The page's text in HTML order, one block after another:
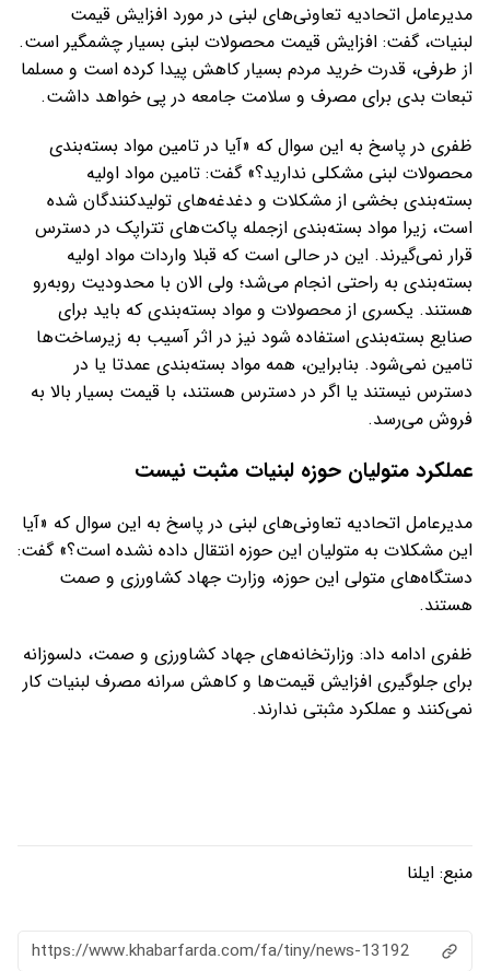
مدیرعامل اتحادیه تعاونی‌های لبنی در مورد افزایش قیمت
لبنیات، گفت: افزایش قیمت محصولات لبنی بسیار چشمگیر است.
از طرفی، قدرت خرید مردم بسیار کاهش پیدا کرده است و مسلما
تبعات بدی برای مصرف و سلامت جامعه در پی خواهد داشت.
ظفری در پاسخ به این سوال که «آیا در تامین مواد بسته‌بندی
محصولات لبنی مشکلی ندارید؟» گفت: تامین مواد اولیه
بسته‌بندی بخشی از مشکلات و دغدغه‌های تولیدکنندگان شده
است، زیرا مواد بسته‌بندی ازجمله پاکت‌های تتراپک در دسترس
قرار نمی‌گیرند. این در حالی است که قبلا واردات مواد اولیه
بسته‌بندی به راحتی انجام می‌شد؛ ولی الان با محدودیت رو‌به‌رو
هستند. یکسری از محصولات و مواد بسته‌بندی که باید برای
صنایع بسته‌بندی استفاده شود نیز در اثر آسیب به زیرساخت‌ها
تامین نمی‌شود. بنابراین، همه مواد بسته‌بندی عمدتا یا در
دسترس نیستند یا اگر در دسترس هستند، با قیمت بسیار بالا به
فروش می‌رسد.
عملکرد متولیان حوزه لبنیات مثبت نیست
مدیرعامل اتحادیه تعاونی‌های لبنی در پاسخ به این سوال که «آیا
این مشکلات به متولیان این حوزه انتقال داده نشده است؟» گفت:
دستگاه‌های متولی این حوزه، وزارت جهاد کشاورزی و صمت
هستند.
ظفری ادامه داد: وزارتخانه‌های جهاد کشاورزی و صمت، دلسوزانه
برای جلوگیری افزایش قیمت‌ها و کاهش سرانه مصرف لبنیات کار
نمی‌کنند و عملکرد مثبتی ندارند.
منبع: ایلنا
https://www.khabarfarda.com/fa/tiny/news-13192